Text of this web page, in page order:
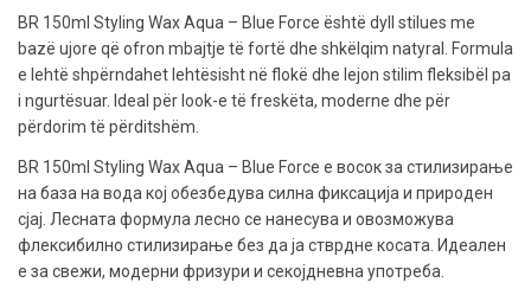
BR 150ml Styling Wax Aqua – Blue Force është dyll stilues me
bazë ujore që ofron mbajtje të fortë dhe shkëlqim natyral. Formula
e lehtë shpërndahet lehtësisht në flokë dhe lejon stilim fleksibël pa
i ngurtësuar. Ideal për look-e të freskëta, moderne dhe për
përdorim të përditshëm.
BR 150ml Styling Wax Aqua – Blue Force е восок за стилизирање
на база на вода кој обезбедува силна фиксација и природен
сјај. Лесната формула лесно се нанесува и овозможува
флексибилно стилизирање без да ја стврдне косата. Идеален
е за свежи, модерни фризури и секојдневна употреба.